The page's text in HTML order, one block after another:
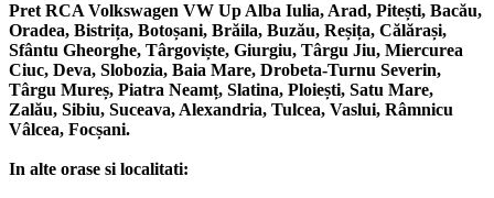
Pret RCA Volkswagen VW Up Alba Iulia, Arad, Pitești, Bacău,
Oradea, Bistrița, Botoșani, Brăila, Buzău, Reșița, Călărași,
Sfântu Gheorghe, Târgoviște, Giurgiu, Târgu Jiu, Miercurea
Ciuc, Deva, Slobozia, Baia Mare, Drobeta-Turnu Severin,
Târgu Mureș, Piatra Neamț, Slatina, Ploiești, Satu Mare,
Zalău, Sibiu, Suceava, Alexandria, Tulcea, Vaslui, Râmnicu
Vâlcea, Focșani.
In alte orase si localitati: